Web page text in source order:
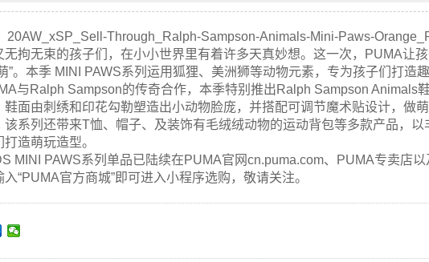
无拘无束的孩子们，在小小世界里有着许多天真妙想。这一次，PUMA让
”。本季 MINI PAWS系列运用狐狸、美洲狮等动物元素，专为孩子们打造
与Ralph Sampson的传奇合作，本季特别推出Ralph Sampson Animals
鞋面由刺绣和印花勾勒塑造出小动物脸庞，并搭配可调节魔术贴设计，做
该系列还带来T恤、帽子、及装饰有毛绒绒动物的运动背包等多款产品，
造萌玩造型。
MINI PAWS系列单品已陆续在PUMA官网cn.puma.com、PUMA专卖店
“PUMA官方商城”即可进入小程序选购，敬请关注。